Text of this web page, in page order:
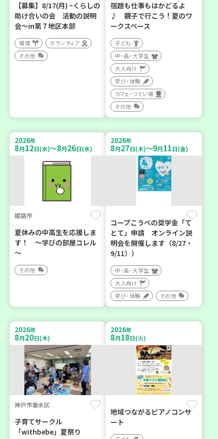
【募集】8/17(月) ~くらしの
助け合いの会 活動の説明
会～in第７地区本部
環境
ボランティア
その他
宿題も仕事もはかどるよ
♪ 親子で行こう！夏のワ
ークスペース
子ども
中・高・大学生
大人向け
学び・体験
カフェ・つどい場
その他
2026年
8月12日(水)～8月26日(水)
姫路市
夏休みの中高生を応援しま
す！ ～学びの部屋コレル
～
その他
2026年
8月27日(木)～9月11日(金)
コープこうべの奨学金「て
とて」申請 オンライン説
明会を開催します（8/27・
9/11））
中・高・大学生
大人向け
学び・体験
その他
2026年
8月20日(木)
神戸市垂水区
子育てサークル
「withbebe」夏祭り
2026年
8月18日(火)
地域つながるピアノコンサ
ート